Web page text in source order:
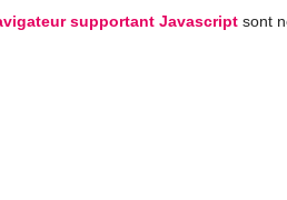
supportant Javascript sont